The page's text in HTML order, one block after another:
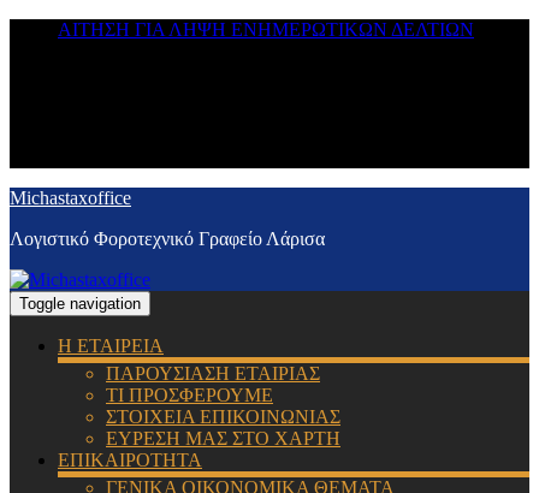
ΑΙΤΗΣΗ ΓΙΑ ΛΗΨΗ ΕΝΗΜΕΡΩΤΙΚΩΝ ΔΕΛΤΙΩΝ
Michastaxoffice
Λογιστικό Φοροτεχνικό Γραφείο Λάρισα
Toggle navigation
Η ΕΤΑΙΡΕΙΑ
ΠΑΡΟΥΣΙΑΣΗ ΕΤΑΙΡΙΑΣ
ΤΙ ΠΡΟΣΦΕΡΟΥΜΕ
ΣΤΟΙΧΕΙΑ ΕΠΙΚΟΙΝΩΝΙΑΣ
ΕΥΡΕΣΗ ΜΑΣ ΣΤΟ ΧΑΡΤΗ
ΕΠΙΚΑΙΡΟΤΗΤΑ
ΓΕΝΙΚΑ ΟΙΚΟΝΟΜΙΚΑ ΘΕΜΑΤΑ